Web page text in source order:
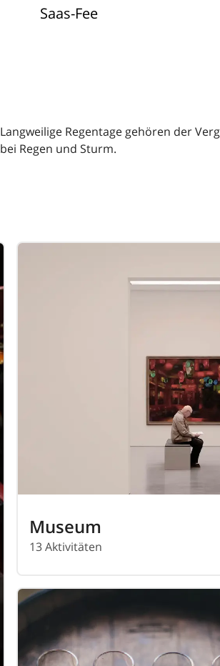
Saas-Fee
Langweilige Regentage gehören der
bei Regen und Sturm.
Museum
13 Aktivitäten